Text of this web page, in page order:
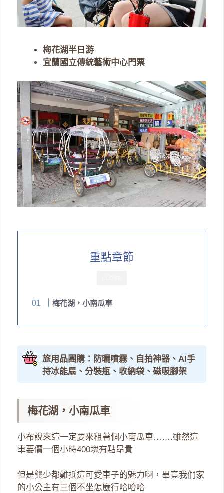
梅花湖半日游
宜蘭國立傳統藝術中心門票
重點章節
梅花湖，小南瓜車
旅用品團購：防曬噴霧、自拍神器、AI手
持冰能扇、分裝瓶、收納袋、磁吸腳架
梅花湖，小南瓜車
小布說來這一定要來租著個小南瓜車…….雖然這
車要價一個小時400塊有點昂貴
但是龔少都難抵這可愛車子的魅力啊，畢竟我們家
的小公主有三個不坐怎麼行哈哈哈